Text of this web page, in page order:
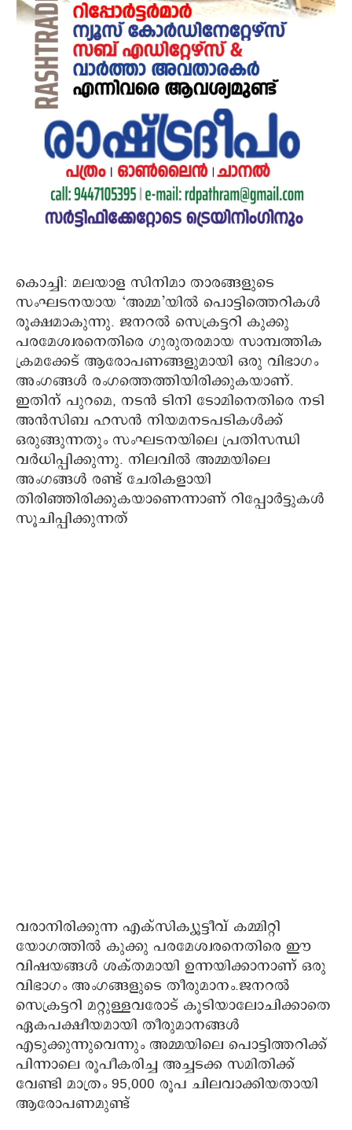
കൊച്ചി: മലയാള സിനിമാ താരങ്ങളുടെ
സംഘടനയായ ‘അമ്മ’യിൽ പൊട്ടിത്തെറികൾ
രൂക്ഷമാകുന്നു. ജനറൽ സെക്രട്ടറി കുക്കു
പരമേശ്വരനെതിരെ ഗുരുതരമായ സാമ്പത്തിക
ക്രമക്കേട് ആരോപണങ്ങളുമായി ഒരു വിഭാഗം
അംഗങ്ങൾ രംഗത്തെത്തിയിരിക്കുകയാണ്.
ഇതിന് പുറമെ, നടൻ ടിനി ടോമിനെതിരെ നടി
അൻസിബ ഹസൻ നിയമനടപടികൾക്ക്
ഒരുങ്ങുന്നതും സംഘടനയിലെ പ്രതിസന്ധി
വർധിപ്പിക്കുന്നു. നിലവിൽ അമ്മയിലെ
അംഗങ്ങൾ രണ്ട് ചേരികളായി
തിരിഞ്ഞിരിക്കുകയാണെന്നാണ് റിപ്പോർട്ടുകൾ
സൂചിപ്പിക്കുന്നത്
വരാനിരിക്കുന്ന എക്സിക്യൂട്ടീവ് കമ്മിറ്റി
യോഗത്തിൽ കുക്കു പരമേശ്വരനെതിരെ ഈ
വിഷയങ്ങൾ ശക്തമായി ഉന്നയിക്കാനാണ് ഒരു
വിഭാഗം അംഗങ്ങളുടെ തീരുമാനം.ജനറൽ
സെക്രട്ടറി മറ്റുള്ളവരോട് കൂടിയാലോചിക്കാതെ
ഏകപക്ഷീയമായി തീരുമാനങ്ങൾ
എടുക്കുന്നുവെന്നും അമ്മയിലെ പൊട്ടിത്തറിക്ക്
പിന്നാലെ രൂപീകരിച്ച അച്ചടക്ക സമിതിക്ക്
വേണ്ടി മാത്രം 95,000 രൂപ ചിലവാക്കിയതായി
ആരോപണമുണ്ട്